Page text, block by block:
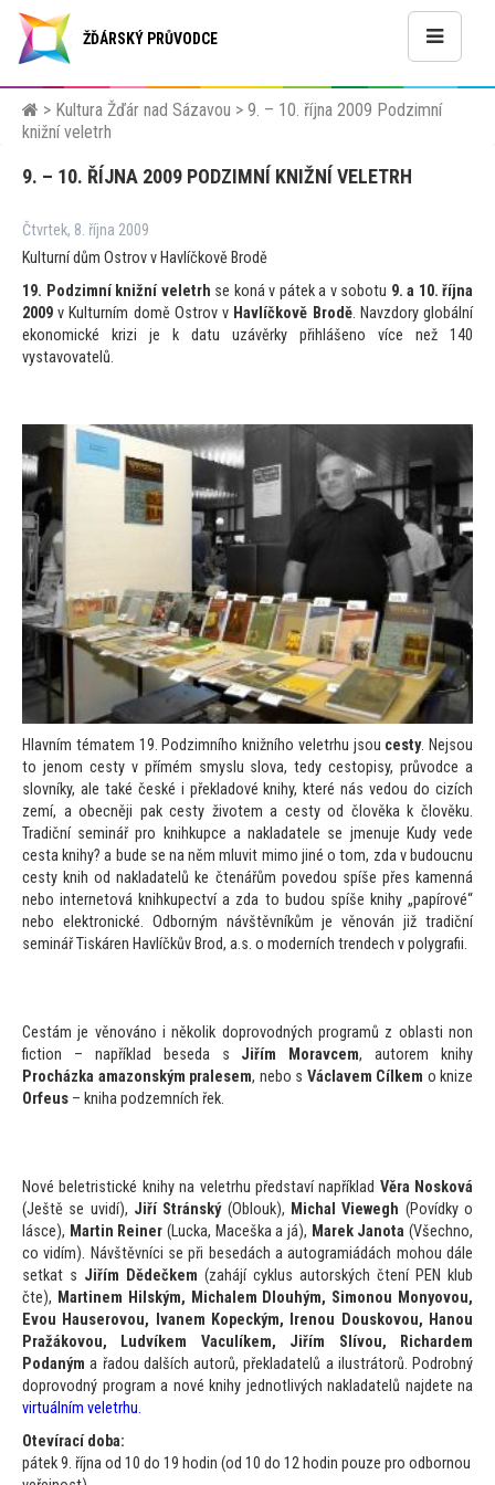
ŽĎÁRSKÝ PRŮVODCE
> Kultura Žďár nad Sázavou > 9. – 10. října 2009 Podzimní
knižní veletrh
9. – 10. ŘÍJNA 2009 PODZIMNÍ KNIŽNÍ VELETRH
Čtvrtek, 8. října 2009
Kulturní dům Ostrov v Havlíčkově Brodě
19. Podzimní knižní veletrh se koná v pátek a v sobotu 9. a 10. října
2009 v Kulturním domě Ostrov v Havlíčkově Brodě. Navzdory globální
ekonomické krizi je k datu uzávěrky přihlášeno více než 140
vystavovatelů.
Hlavním tématem 19. Podzimního knižního veletrhu jsou cesty. Nejsou
to jenom cesty v přímém smyslu slova, tedy cestopisy, průvodce a
slovníky, ale také české i překladové knihy, které nás vedou do cizích
zemí, a obecněji pak cesty životem a cesty od člověka k člověku.
Tradiční seminář pro knihkupce a nakladatele se jmenuje Kudy vede
cesta knihy? a bude se na něm mluvit mimo jiné otom, zda v budoucnu
cesty knih od nakladatelů ke čtenářům povedou spíše přes kamenná
nebo internetová knihkupectví a zda to budou spíše knihy „papírové“
nebo elektronické. Odborným návštěvníkům je věnován již tradiční
seminář Tiskáren Havlíčkův Brod, a.s. o moderních trendech v polygrafii.
Cestám je věnováno i několik doprovodných programů z oblasti non
fiction – například beseda s Jiřím Moravcem, autorem knihy
Procházka amazonským pralesem, nebo s Václavem Cílkem o knize
Orfeus – kniha podzemních řek.
Nové beletristické knihy na veletrhu představí například Věra Nosková
(Ještě se uvidí), Jiří Stránský(Oblouk), Michal Viewegh (Povídky o
lásce), Martin Reiner (Lucka, Maceška a já), Marek Janota (Všechno,
co vidím). Návštěvníci se při besedách a autogramiádách mohou dále
setkat s Jiřím Dědečkem (zahájí cyklus autorských čtení PEN klub
čte), Martinem Hilským, Michalem Dlouhým, Simonou Monyovou,
Evou Hauserovou, Ivanem Kopeckým, Irenou Douskovou, Hanou
Pražákovou, Ludvíkem Vaculíkem, Jiřím Slívou, Richardem
Podaným a řadou dalších autorů, překladatelů a ilustrátorů. Podrobný
doprovodný program a nové knihy jednotlivých nakladatelů najdete na
virtuálním veletrhu.
Otevírací doba:
pátek 9. října od 10 do 19 hodin (od 10 do 12 hodin pouze pro odbornou